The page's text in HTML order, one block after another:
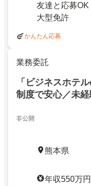
友達と応募OK
大型免許
かんたん応募
業務委託
「ビジネスホテ
制度で安心／未
非公開
熊本県
年収550万